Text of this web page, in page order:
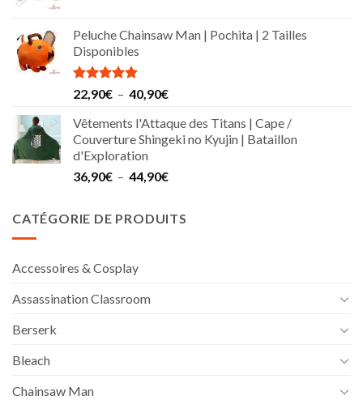
Peluche Chainsaw Man | Pochita | 2 Tailles
Disponibles
Note5.00
sur 5
22,90€ – 40,90€Plage
prix :
22,90€
40,90€
Vêtements l'Attaque des Titans | Cape /
Couverture Shingeki no Kyujin | Bataillon
d'Exploration
36,90€ – 44,90€Plage
36,90€
CATÉGORIE DE PRODUITS
Accessoires & Cosplay
Assassination Classroom
Berserk
Bleach
Chainsaw Man